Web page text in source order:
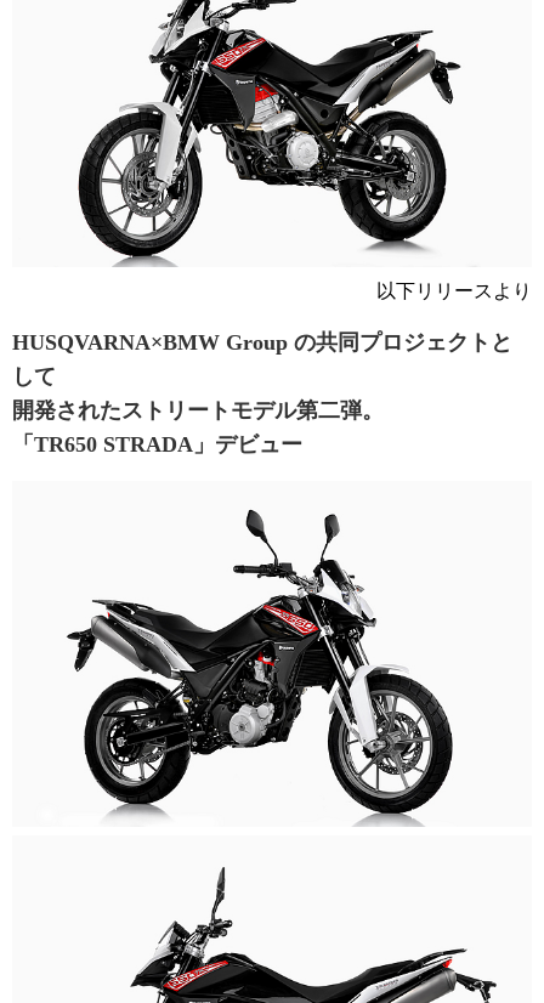
以下リリースより
HUSQVARNA×BMW Group の共同プロジェクトと
して
開発されたストリートモデル第二弾。
「TR650 STRADA」デビュー